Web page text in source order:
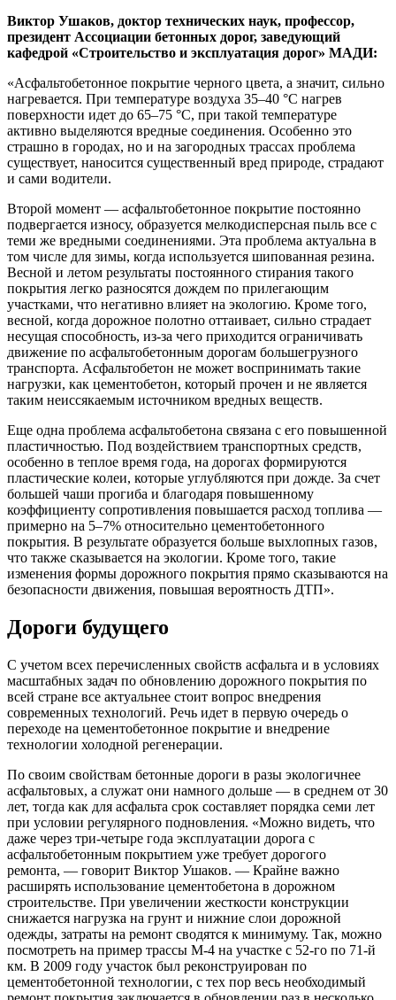
Виктор Ушаков, доктор технических наук, профессор,
президент Ассоциации бетонных дорог, заведующий
кафедрой «Строительство и эксплуатация дорог» МАДИ:
«Асфальтобетонное покрытие черного цвета, а значит, сильно
нагревается. При температуре воздуха 35–40 °С нагрев
поверхности идет до 65–75 °С, при такой температуре
активно выделяются вредные соединения. Особенно это
страшно в городах, но и на загородных трассах проблема
существует, наносится существенный вред природе, страдают
и сами водители.
Второй момент — асфальтобетонное покрытие постоянно
подвергается износу, образуется мелкодисперсная пыль все с
теми же вредными соединениями. Эта проблема актуальна в
том числе для зимы, когда используется шипованная резина.
Весной и летом результаты постоянного стирания такого
покрытия легко разносятся дождем по прилегающим
участками, что негативно влияет на экологию. Кроме того,
весной, когда дорожное полотно оттаивает, сильно страдает
несущая способность, из-за чего приходится ограничивать
движение по асфальтобетонным дорогам большегрузного
транспорта. Асфальтобетон не может воспринимать такие
нагрузки, как цементобетон, который прочен и не является
таким неиссякаемым источником вредных веществ.
Еще одна проблема асфальтобетона связана с его повышенной
пластичностью. Под воздействием транспортных средств,
особенно в теплое время года, на дорогах формируются
пластические колеи, которые углубляются при дожде. За счет
большей чаши прогиба и благодаря повышенному
коэффициенту сопротивления повышается расход топлива —
примерно на 5–7% относительно цементобетонного
покрытия. В результате образуется больше выхлопных газов,
что также сказывается на экологии. Кроме того, такие
изменения формы дорожного покрытия прямо сказываются на
безопасности движения, повышая вероятность ДТП».
Дороги будущего
С учетом всех перечисленных свойств асфальта и в условиях
масштабных задач по обновлению дорожного покрытия по
всей стране все актуальнее стоит вопрос внедрения
современных технологий. Речь идет в первую очередь о
переходе на цементобетонное покрытие и внедрение
технологии холодной регенерации.
По своим свойствам бетонные дороги в разы экологичнее
асфальтовых, а служат они намного дольше — в среднем от 30
лет, тогда как для асфальта срок составляет порядка семи лет
при условии регулярного подновления. «Можно видеть, что
даже через три-четыре года эксплуатации дорога с
асфальтобетонным покрытием уже требует дорогого
ремонта, — говорит Виктор Ушаков. — Крайне важно
расширять использование цементобетона в дорожном
строительстве. При увеличении жесткости конструкции
снижается нагрузка на грунт и нижние слои дорожной
одежды, затраты на ремонт сводятся к минимуму. Так, можно
посмотреть на пример трассы М-4 на участке с 52-го по 71-й
км. В 2009 году участок был реконструирован по
цементобетонной технологии, с тех пор весь необходимый